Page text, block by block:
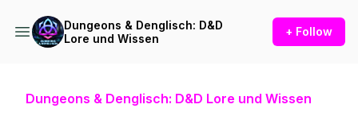
Dungeons & Denglisch: D&D
Lore und Wissen
+ Follow
Dungeons & Denglisch: D&D Lore und Wissen